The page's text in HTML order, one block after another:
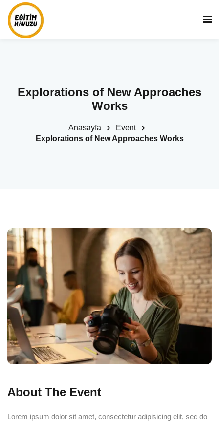
Explorations of New Approaches
Works
Anasayfa
Event
Explorations of New Approaches Works
About The Event
Lorem ipsum dolor sit amet, consectetur adipisicing elit, sed do